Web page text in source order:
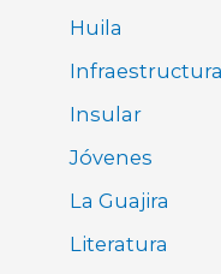
Huila
Infraestructura
Insular
Jóvenes
La Guajira
Literatura